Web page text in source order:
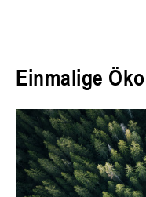
Einmalige